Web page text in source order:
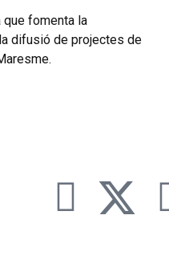
fomenta la
difusió de projectes de